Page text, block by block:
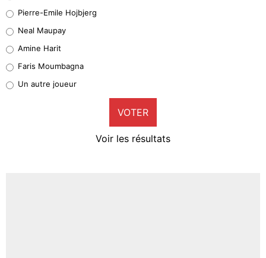
5%
1%
9%
Pierre-Emile Hojbjerg
Neal Maupay
Amine Harit
Faris Moumbagna
Un autre joueur
VOTER
Voir les résultats